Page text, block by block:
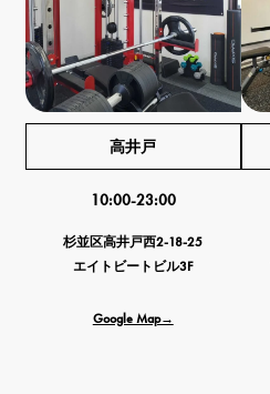
高井戸
10:00-23:00
杉並区高井戸西2-18-25
エイトビートビル3F
Google Map→